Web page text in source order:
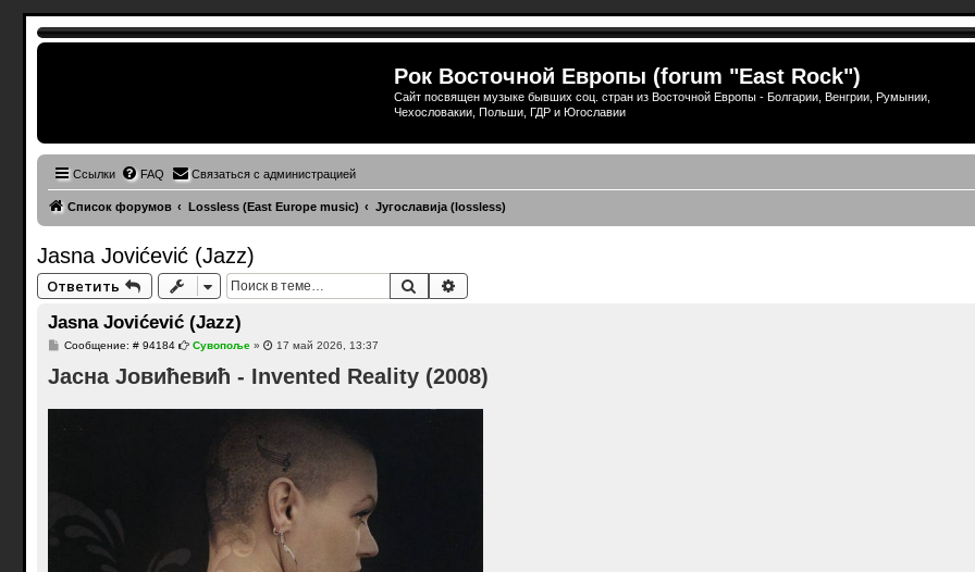
Рок Восточной Европы (forum "East Rock")
Сайт посвящен музыке бывших соц. стран из Восточной Европы - Болгарии, Венгрии, Румынии,
Чехословакии, Польши, ГДР и Югославии
Ссылки FAQ Связаться с администрацией
Список форумов Lossless (East Europe music) Југославија (lossless)
Jasna Jovićević (Jazz)
Ответить Поиск
Jasna Jovićević (Jazz)
Сообщение: # 94184 С
о
б
е
Сувопоље » 17 май 2026, 13:37
Јасна Јовићевић - Invented Reality (2008)